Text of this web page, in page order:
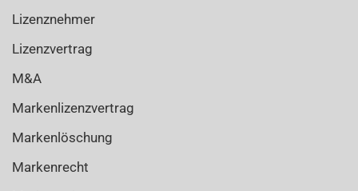
Lizenznehmer
Lizenzvertrag
M&A
Markenlizenzvertrag
Markenlöschung
Markenrecht